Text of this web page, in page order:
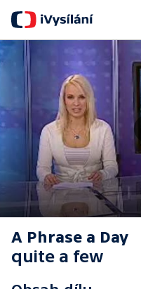
A Phrase a Day
quite a few